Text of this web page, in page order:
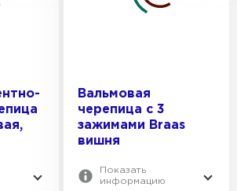
Вальмовая
черепица с 3
зажимами Braas
вишня
Показать
информацию